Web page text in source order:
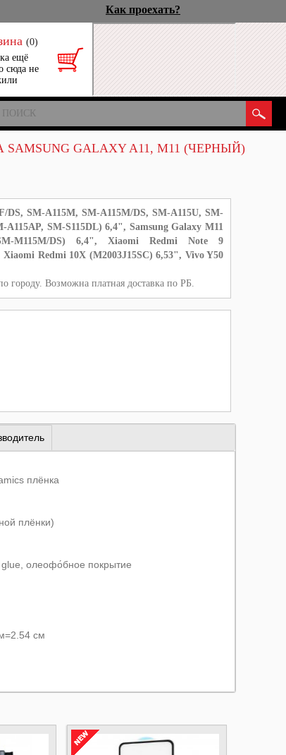
Как проехать?
(0)
ещё
сюда не
GALAXY A11, M11 (ЧЕРНЫЙ)
DS, SM-A115M, SM-A115M/DS, SM-A115U, SM-
A115AP, SM-S115DL) 6,4", Samsung Galaxy M11
M115M/DS) 6,4", Xiaomi Redmi Note 9
Xiaomi Redmi 10X (M2003J15SC) 6,53", Vivo Y50
городу. Возможна платная доставка по РБ.
плёнка
плёнки)
олеофо́бное покрытие
см